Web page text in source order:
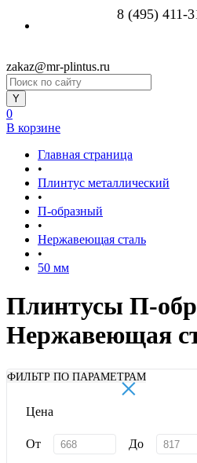
8 (495) 411-
zakaz@mr-plintus.ru
0
В корзине
Главная страница
•
Плинтус металлический
•
П-образный
•
Нержавеющая сталь
•
50 мм
Плинтусы П-
Нержавеющая
ФИЛЬТР ПО ПАРАМЕТРАМ
×
Цена
От До